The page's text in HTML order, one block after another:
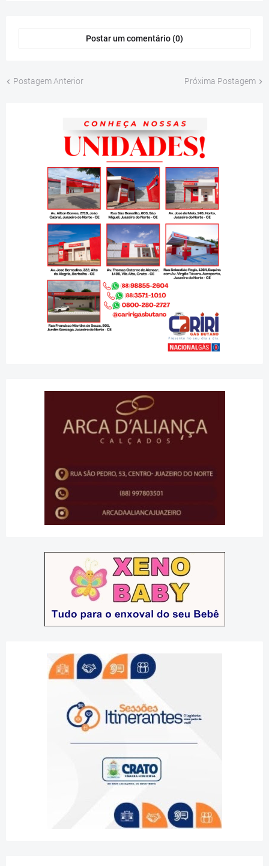
Postar um comentário (0)
Postagem Anterior Próxima Postagem